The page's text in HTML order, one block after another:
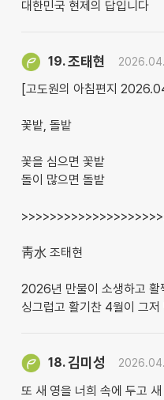
대한민국 현제의 답입니다
19.조태현
[고도원의 아침편지
꽃밭, 돌밭
꽃을 심으면 꽃밭
돌이 많으면 돌밭
靑水 조태현
2026년 만물이 소생하고 활
싱그럽고 활기찬 4월이 그
18.김미성
또 새 영을 너희 속에 두고